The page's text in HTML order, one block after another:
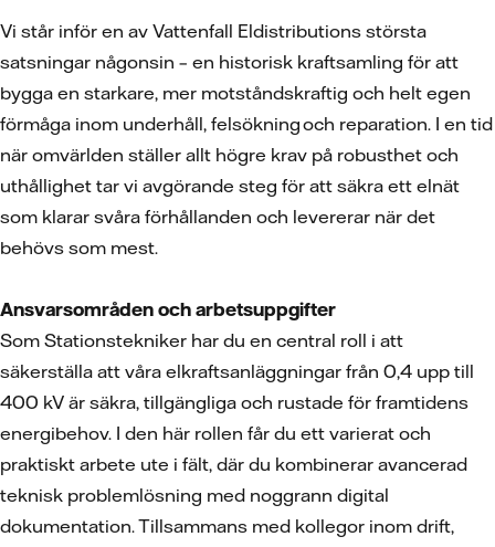
Vi står inför en av Vattenfall Eldistributions största
satsningar någonsin – en historisk kraftsamling för att
bygga en starkare, mer motståndskraftig och helt egen
förmåga inom underhåll, felsökning och reparation. I en tid
när omvärlden ställer allt högre krav på robusthet och
uthållighet tar vi avgörande steg för att säkra ett elnät
som klarar svåra förhållanden och levererar när det
behövs som mest.
Ansvarsområden och arbetsuppgifter
Som Stationstekniker har du en central roll i att
säkerställa att våra elkraftsanläggningar från 0,4 upp till
400 kV är säkra, tillgängliga och rustade för framtidens
energibehov. I den här rollen får du ett varierat och
praktiskt arbete ute i fält, där du kombinerar avancerad
teknisk problemlösning med noggrann digital
dokumentation. Tillsammans med kollegor inom drift,